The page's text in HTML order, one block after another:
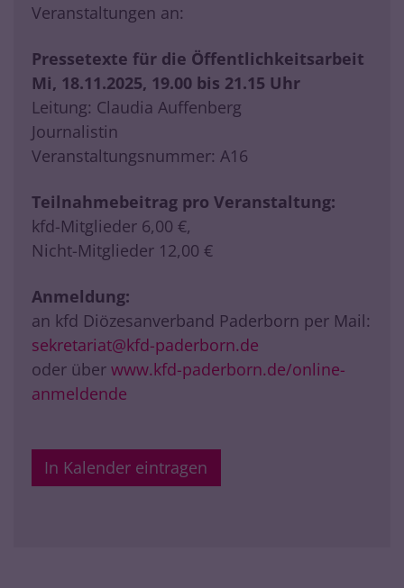
Veranstaltungen an:
Pressetexte für die Öffentlichkeitsarbeit
Mi, 18.11.2025, 19.00 bis 21.15 Uhr
Leitung: Claudia Auffenberg
Journalistin
Veranstaltungsnummer: A16
Teilnahmebeitrag pro Veranstaltung:
kfd-Mitglieder 6,00 €,
Nicht-Mitglieder 12,00 €
Anmeldung:
an kfd Diözesanverband Paderborn per Mail:
sekretariat@kfd-paderborn.de
oder über www.kfd-paderborn.de/online-
anmeldende
In Kalender eintragen